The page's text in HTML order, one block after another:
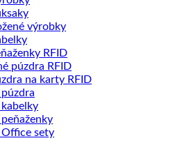
výrobky
RFID
púzdra RFID
na karty RFID
sety